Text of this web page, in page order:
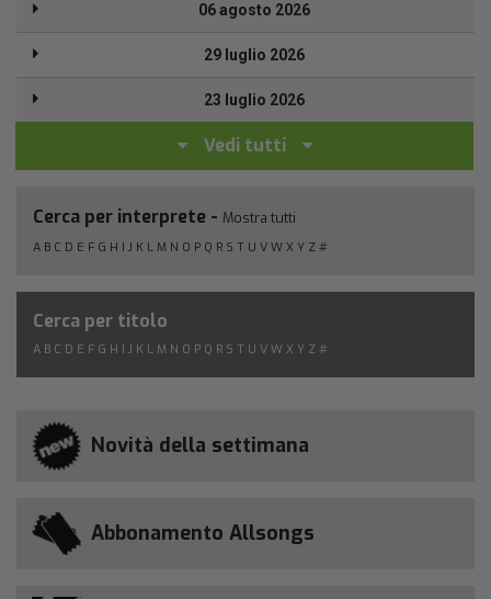
06 agosto 2026
29 luglio 2026
23 luglio 2026
Vedi tutti
Cerca per interprete - Mostra tutti
A B C D E F G H I J K L M N O P Q R S T U V W X Y Z #
Cerca per titolo
A B C D E F G H I J K L M N O P Q R S T U V W X Y Z #
Novità della settimana
Abbonamento Allsongs